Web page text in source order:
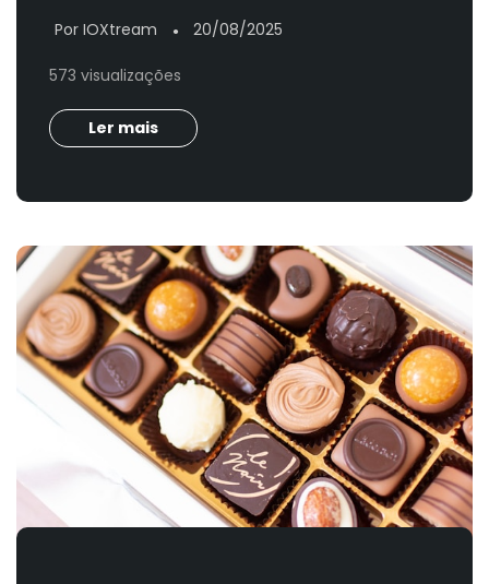
Por IOXtream ● 20/08/2025
573 visualizações
Ler mais